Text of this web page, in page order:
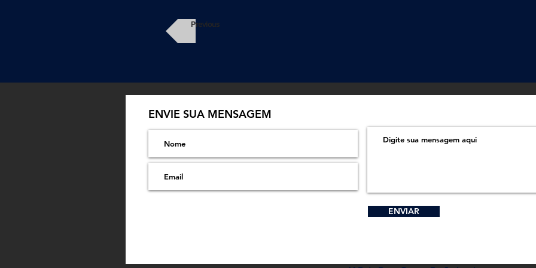
Previous
ENVIE SUA MENSAGEM
ENVIAR